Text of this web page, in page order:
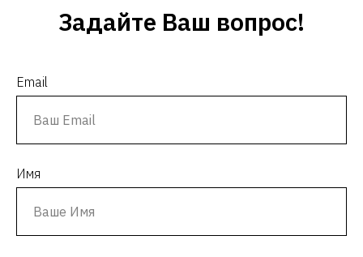
Задайте Ваш вопрос!
Email
Имя